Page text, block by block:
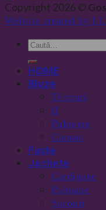
Copyright 2026 ©
Website created by
HOME
Bluze
Tricouri
II
Pulovere
Camasi
Fuste
Jachete
Cardigane
Paltoane
Sacouri